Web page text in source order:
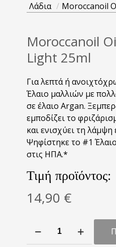
Λάδια / Moroccanoil
Moroccanoil
Light 25ml
Για λεπτά ή
Έλαιο μαλλιών με
σε έλαιο Argan.
εμποδίζει το
και ενισχύει τη λάμψη
Ψηφίστηκε το #1
στις ΗΠΑ.*
Τιμή προϊόντος:
14,90 €